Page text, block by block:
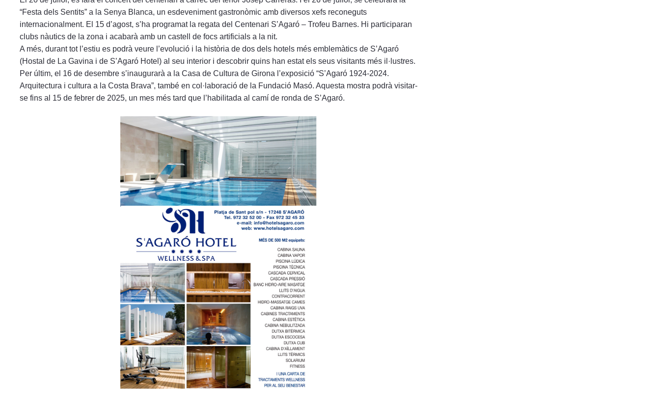
“Festa dels Sentits” a la Senya Blanca, un esdeveniment gastronòmic amb diversos xefs reconeguts
internacionalment. El 15 d’agost, s’ha programat la regata del Centenari S’Agaró – Trofeu Barnes. Hi participaran
clubs nàutics de la zona i acabarà amb un castell de focs artificials a la nit.
A més, durant tot l’estiu es podrà veure l’evolució i la història de dos dels hotels més emblemàtics de S’Agaró
(Hostal de La Gavina i de S’Agaró Hotel) al seu interior i descobrir quins han estat els seus visitants més il·lustres.
Per últim, el 16 de desembre s’inaugurarà a la Casa de Cultura de Girona l’exposició “S’Agaró 1924-2024.
Arquitectura i cultura a la Costa Brava”, també en col·laboració de la Fundació Masó. Aquesta mostra podrà visitar-
se fins al 15 de febrer de 2025, un mes més tard que l’habilitada al camí de ronda de S’Agaró.